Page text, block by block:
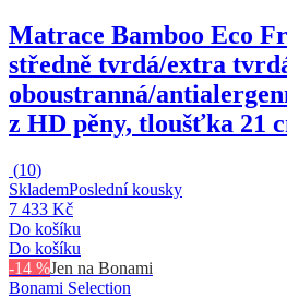
Matrace Bamboo Eco
středně tvrdá/extra
oboustranná/
z HD pěny, tloušťka 21
(10)
SklademPoslední kousky
7 433 Kč
Do košíku
Do košíku
-14 %Jen na Bonami
Bonami Selection